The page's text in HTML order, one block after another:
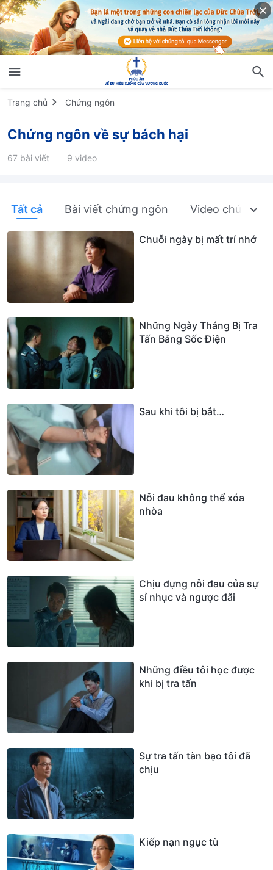
Trang chủ Chứng ngôn
Chứng ngôn về sự bách hại
67 bài viết 9 video
Tất cả Bài viết chứng ngôn Video chứng
Chuỗi ngày bị mất trí nhớ
Những Ngày Tháng Bị Tra
Tấn Bằng Sốc Điện
Sau khi tôi bị bắt…
Nỗi đau không thể xóa
nhòa
Chịu đựng nỗi đau của sự
sỉ nhục và ngược đãi
Những điều tôi học được
khi bị tra tấn
Sự tra tấn tàn bạo tôi đã
chịu
Kiếp nạn ngục tù